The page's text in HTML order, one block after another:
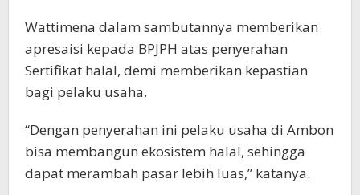
Wattimena dalam sambutannya memberikan
apresaisi kepada BPJPH atas penyerahan
Sertifikat halal, demi memberikan kepastian
bagi pelaku usaha.
“Dengan penyerahan ini pelaku usaha di Ambon
bisa membangun ekosistem halal, sehingga
dapat merambah pasar lebih luas,” katanya.